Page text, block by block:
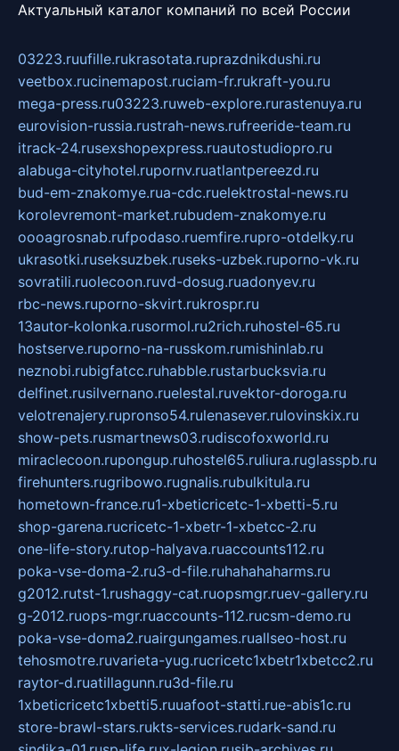
Актуальный каталог компаний по всей России
03223.ruufille.rukrasotata.ruprazdnikdushi.ru
veetbox.rucinemapost.ruciam-fr.rukraft-you.ru
mega-press.ru03223.ruweb-explore.rurastenuya.ru
eurovision-russia.rustrah-news.rufreeride-team.ru
itrack-24.rusexshopexpress.ruautostudiopro.ru
alabuga-cityhotel.rupornv.ruatlantpereezd.ru
bud-em-znakomye.rua-cdc.ruelektrostal-news.ru
korolevremont-market.rubudem-znakomye.ru
oooagrosnab.rufpodaso.ruemfire.rupro-otdelky.ru
ukrasotki.ruseksuzbek.ruseks-uzbek.ruporno-vk.ru
sovratili.ruolecoon.ruvd-dosug.ruadonyev.ru
rbc-news.ruporno-skvirt.rukrospr.ru
13autor-kolonka.rusormol.ru2rich.ruhostel-65.ru
hostserve.ruporno-na-russkom.rumishinlab.ru
neznobi.rubigfatcc.ruhabble.rustarbucksvia.ru
delfinet.rusilvernano.ruelestal.ruvektor-doroga.ru
velotrenajery.rupronso54.rulenasever.rulovinskix.ru
show-pets.rusmartnews03.rudiscofoxworld.ru
miraclecoon.rupongup.ruhostel65.ruliura.ruglasspb.ru
firehunters.rugribowo.rugnalis.rubulkitula.ru
hometown-france.ru1-xbeticricetc-1-xbetti-5.ru
shop-garena.rucricetc-1-xbetr-1-xbetcc-2.ru
one-life-story.rutop-halyava.ruaccounts112.ru
poka-vse-doma-2.ru3-d-file.ruhahahaharms.ru
g2012.rutst-1.rushaggy-cat.ruopsmgr.ruev-gallery.ru
g-2012.ruops-mgr.ruaccounts-112.rucsm-demo.ru
poka-vse-doma2.ruairgungames.ruallseo-host.ru
tehosmotre.ruvarieta-yug.rucricetc1xbetr1xbetcc2.ru
raytor-d.ruatillagunn.ru3d-file.ru
1xbeticricetc1xbetti5.ruuafoot-statti.rue-abis1c.ru
store-brawl-stars.rukts-services.rudark-sand.ru